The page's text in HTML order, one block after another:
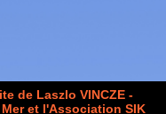
de Laszlo VINCZE -
et l'Association SIK